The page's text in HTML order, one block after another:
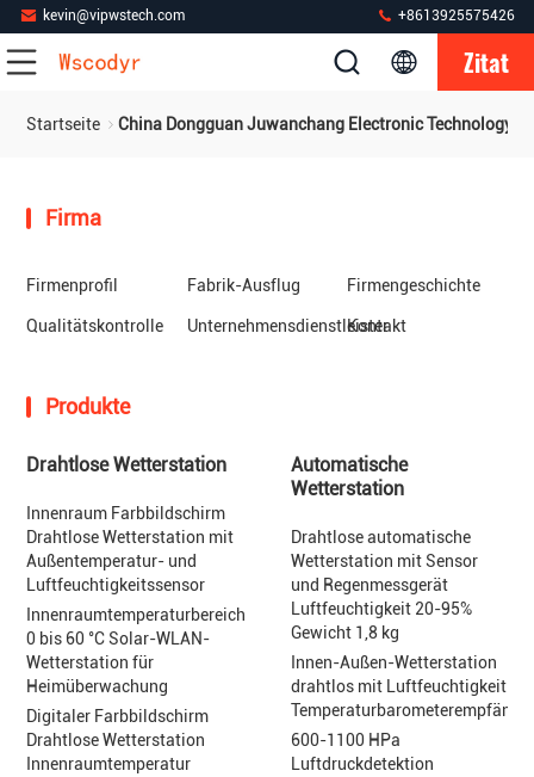
kevin@vipwstech.com +8613925575426
Zitat
Startseite China Dongguan Juwanchang Electronic Technology
Firma
Firmenprofil Fabrik-Ausflug Firmengeschichte
Qualitätskontrolle Unternehmensdienstleister
Kontakt
Produkte
Drahtlose Wetterstation
Innenraum Farbbildschirm
Drahtlose Wetterstation mit
Außentemperatur- und
Luftfeuchtigkeitssensor
Innenraumtemperaturbereich
0 bis 60 °C Solar-WLAN-
Wetterstation für
Heimüberwachung
Digitaler Farbbildschirm
Drahtlose Wetterstation
Innenraumtemperatur
Automatische
Wetterstation
Drahtlose automatische
Wetterstation mit Sensor
und Regenmessgerät
Luftfeuchtigkeit 20-95%
Gewicht 1,8 kg
Innen-Außen-Wetterstation
drahtlos mit Luftfeuchtigkeit-
600-1100 HPa
Luftdruckdetektion